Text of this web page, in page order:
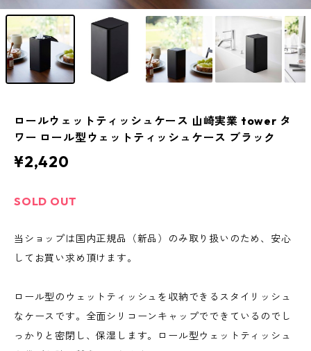
ロールウェットティッシュケース 山崎実業 tower タ
ワー ロール型ウェットティッシュケース ブラック
¥2,420
SOLD OUT
当ショップは国内正規品（新品）のみ取り扱いのため、安心
してお買い求め頂けます。
ロール型のウェットティッシュを収納できるスタイリッシュ
なケースです。全面シリコーンキャップでできているのでし
っかりと密閉し、保湿します。ロール型ウェットティッシュ